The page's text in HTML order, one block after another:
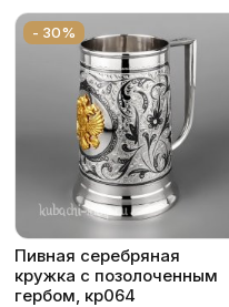
- 30%
Пивная серебряная
кружка с позолоченным
гербом, кр064